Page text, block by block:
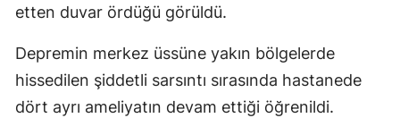
etten duvar ördüğü görüldü.
Depremin merkez üssüne yakın bölgelerde
hissedilen şiddetli sarsıntı sırasında hastanede
dört ayrı ameliyatın devam ettiği öğrenildi.